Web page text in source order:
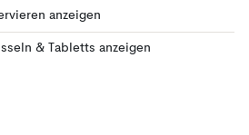
anzeigen
& Tabletts anzeigen